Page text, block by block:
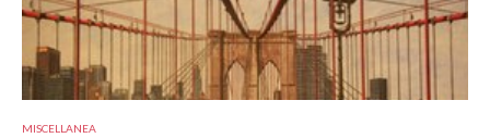
MISCELLANEA